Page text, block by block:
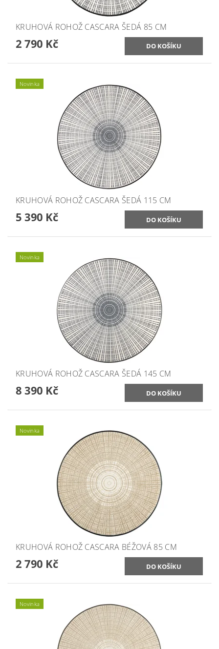
KRUHOVÁ ROHOŽ CASCARA ŠEDÁ 85 CM
2 790 Kč
Novinka
KRUHOVÁ ROHOŽ CASCARA ŠEDÁ 115 CM
5 390 Kč
Novinka
KRUHOVÁ ROHOŽ CASCARA ŠEDÁ 145 CM
8 390 Kč
Novinka
KRUHOVÁ ROHOŽ CASCARA BÉŽOVÁ 85 CM
2 790 Kč
Novinka